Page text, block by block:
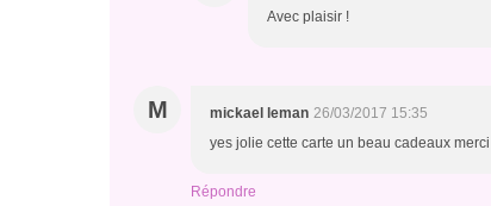
Avec plaisir !
M mickael leman 26/03/2017 15:35
yes jolie cette carte un beau cadeaux
Répondre